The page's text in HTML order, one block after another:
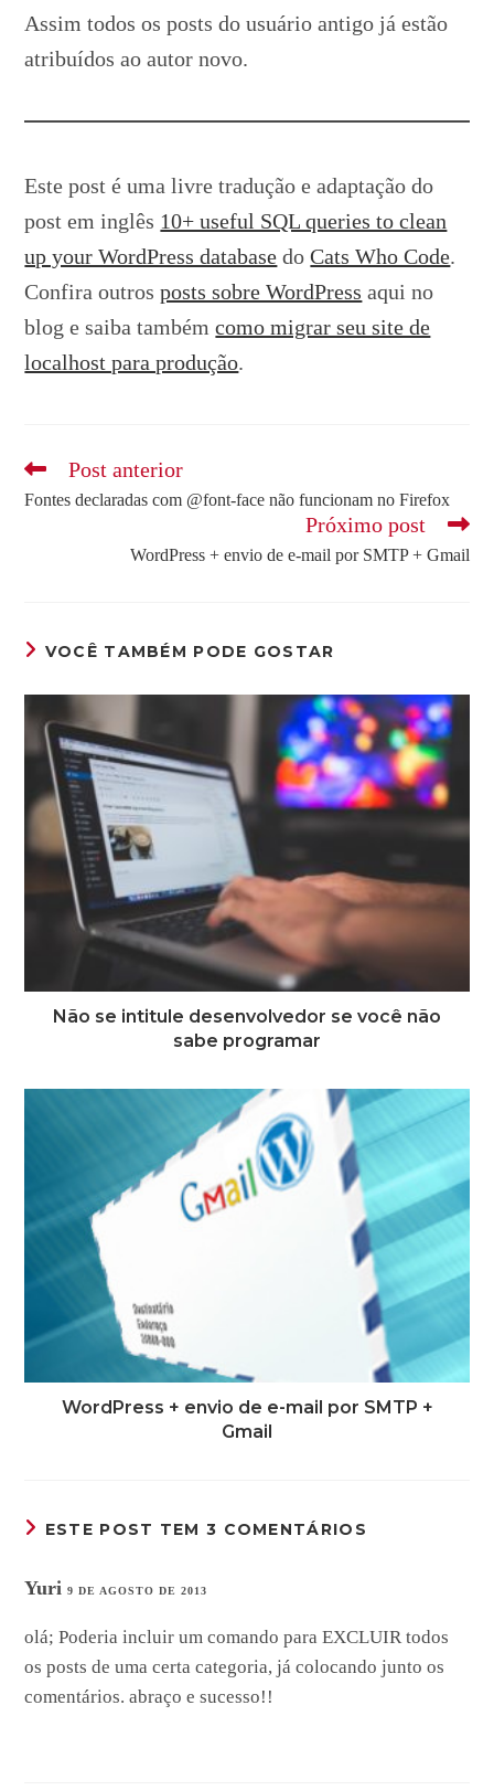
Assim todos os posts do usuário antigo já estão
atribuídos ao autor novo.
Este post é uma livre tradução e adaptação do
post em inglês 10+ useful SQL queries to clean
up your WordPress database doCats Who Code.
Confira outrosposts sobre WordPress aqui no
blog e saiba tambémcomo migrar seu site de
localhost para produção.
Leia
artigos
Post anterior
Fontes declaradas com @font-face não funcionam no Firefox
Próximo post
WordPress + envio de e-mail por SMTP + Gmail
VOCÊ TAMBÉM PODE GOSTAR
Não se intitule desenvolvedor se você não
sabe programar
WordPress + envio de e-mail por SMTP +
Gmail
ESTE POST TEM 3 COMENTÁRIOS
Yuri9 DE AGOSTO DE 2013
olá; Poderia incluir um comando para EXCLUIR todos
os posts de uma certa categoria, já colocando junto os
comentários. abraço e sucesso!!